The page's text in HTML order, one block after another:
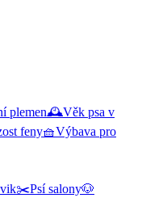
plemen🕰️Věk psa v
feny🧺Výbava pro
✂️Psí salony🐶